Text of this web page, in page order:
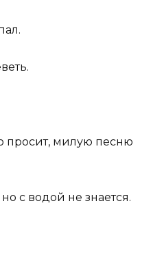
просит, милую песню
с водой не знается.